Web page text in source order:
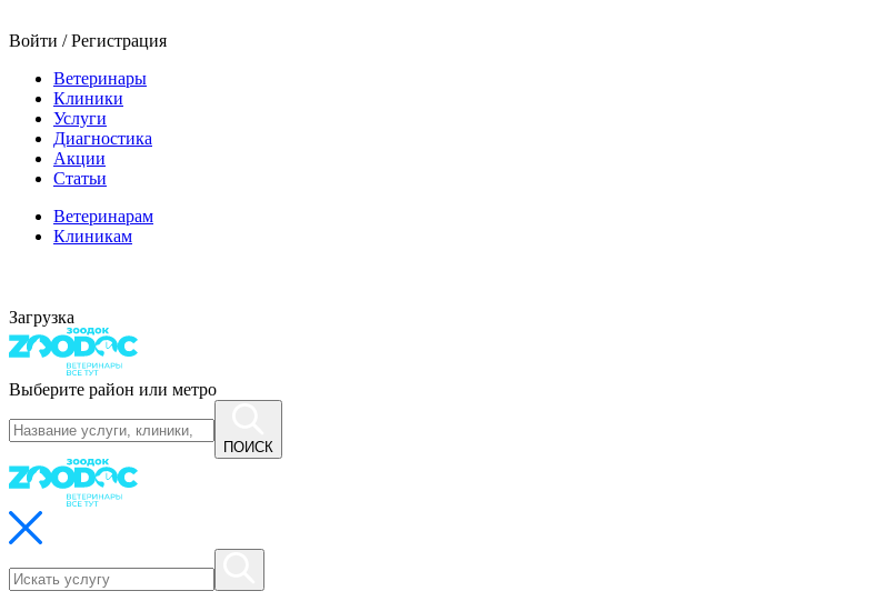
Войти / Регистрация
Ветеринары
Клиники
Услуги
Диагностика
Акции
Статьи
Ветеринарам
Клиникам
Загрузка
Выберите район или метро
ПОИСК